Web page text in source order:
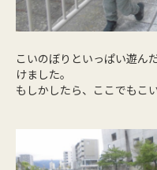
こいのぼりといっぱい遊ん
けました。
もしかしたら、ここでもこ